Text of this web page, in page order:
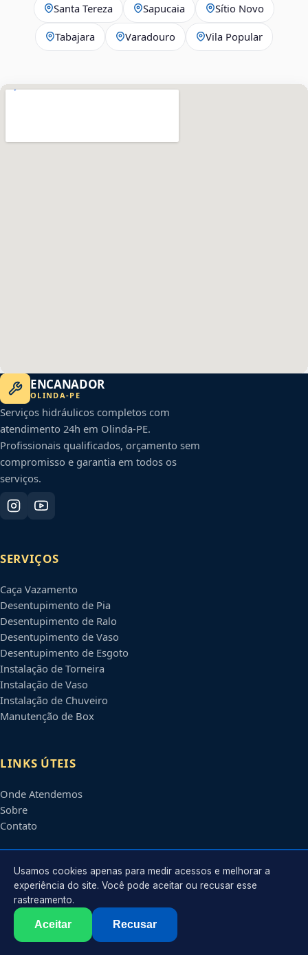
Santa Tereza Sapucaia Sítio Novo
Tabajara Varadouro Vila Popular
ENCANADOR
OLINDA-PE
Serviços hidráulicos completos com
atendimento 24h em Olinda-PE.
Profissionais qualificados, orçamento sem
compromisso e garantia em todos os
serviços.
SERVIÇOS
Caça Vazamento
Desentupimento de Pia
Desentupimento de Ralo
Desentupimento de Vaso
Desentupimento de Esgoto
Instalação de Torneira
Instalação de Vaso
Instalação de Chuveiro
Manutenção de Box
LINKS ÚTEIS
Onde Atendemos
Sobre
Contato
CONTATO
Atendimento em
contato@encanadoremolinda.com.br
2026 Encanador emOlinda
. Todos os direitos reservados.
Usamos cookies apenas para medir acessos e melhorar a
experiência do site. Você pode aceitar ou recusar esse
rastreamento.
Aceitar Recusar